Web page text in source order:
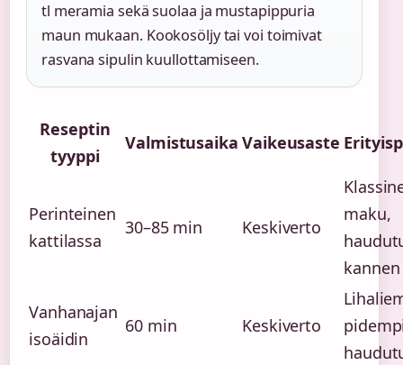
tl meramia sekä suolaa ja mustapippuria
maun mukaan. Kookosöljy tai voi toimivat
rasvana sipulin kuullottamiseen.
Reseptin
tyyppi
Valmistusaika Vaikeusaste
Perinteinen
kattilassa
30–85 min Keskiverto
maku,
Vanhanajan
isoäidin
60 min Keskiverto